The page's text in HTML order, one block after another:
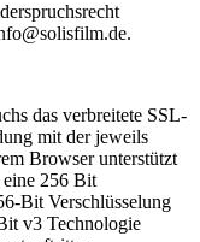
.
das verbreitete SSL-
mit der jeweils
Browser unterstützt
eine 256 Bit
Bit Verschlüsselung
v3 Technologie